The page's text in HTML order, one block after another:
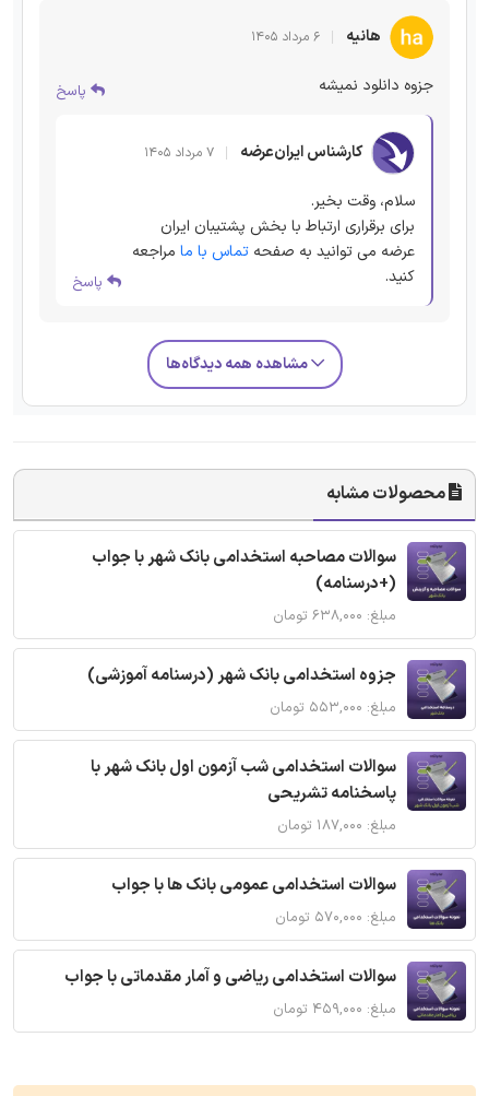
هانیه ۶ مرداد ۱۴۰۵
جزوه دانلود نمیشه پاسخ
کارشناس ایران‌عرضه ۷ مرداد ۱۴۰۵
سلام، وقت بخیر.
برای برقراری ارتباط با بخش پشتیبان ایران
عرضه می توانید به صفحه تماس با ما مراجعه
کنید.
پاسخ
مشاهده همه دیدگاه‌ها
محصولات مشابه
سوالات مصاحبه استخدامی بانک شهر با جواب
(+درسنامه)
مبلغ: ۶۳۸,۰۰۰ تومان
جزوه استخدامی بانک شهر (درسنامه آموزشی)
مبلغ: ۵۵۳,۰۰۰ تومان
سوالات استخدامی شب آزمون اول بانک شهر با
پاسخنامه تشریحی
مبلغ: ۱۸۷,۰۰۰ تومان
سوالات استخدامی عمومی بانک ها با جواب
مبلغ: ۵۷۰,۰۰۰ تومان
سوالات استخدامی ریاضی و آمار مقدماتی با جواب
مبلغ: ۴۵۹,۰۰۰ تومان